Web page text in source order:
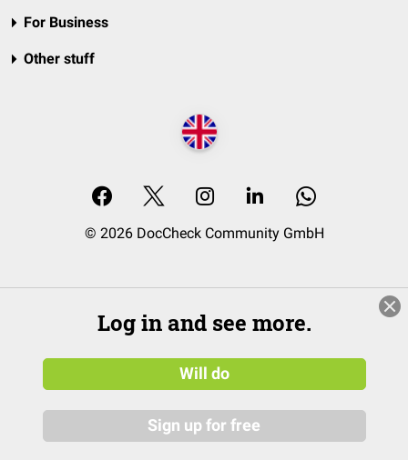
For Business
Other stuff
© 2026 DocCheck Community GmbH
Log in and see more.
Will do
Sign up for free